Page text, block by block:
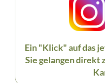
Ein "Klick" auf das
Sie gelangen direkt